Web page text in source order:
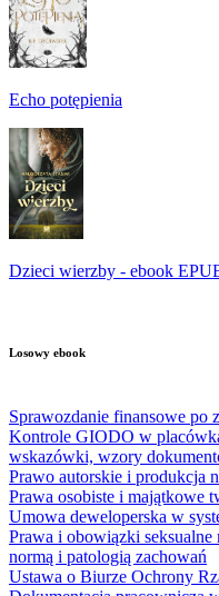
Echo potępienia
Dzieci wierzby - ebook
Losowy ebook
Sprawozdanie finansowe po
Kontrole GIODO w
wskazówki, wzory
Prawo autorskie i produkcja
Prawa osobiste i majątkowe
Umowa deweloperska w
Prawa i obowiązki seksualne
normą i patologią zachowań
Ustawa o Biurze Ochrony